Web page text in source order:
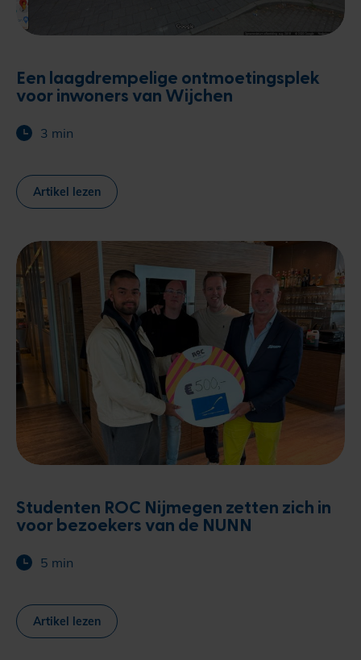
Een laagdrempelige ontmoetingsplek
voor inwoners van Wijchen
3 min
Artikel lezen
Studenten ROC Nijmegen zetten zich in
voor bezoekers van de NUNN
5 min
Artikel lezen